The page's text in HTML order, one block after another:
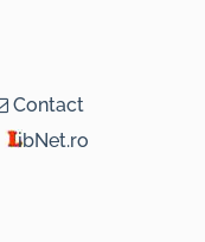
Contact
ibNet.ro